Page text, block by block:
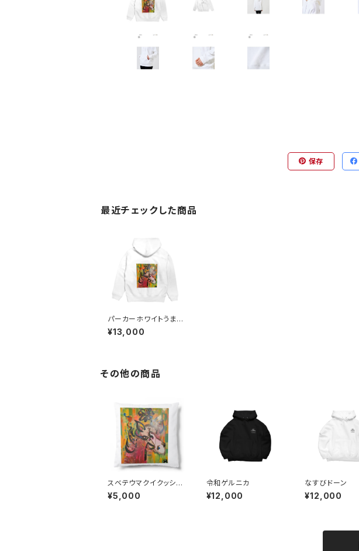
保存
最近チェックした商品
パーカーホワイトうまく
いく
¥13,000
その他の商品
スベテウマクイクッショ
ン
¥5,000
令和ゲルニカ
¥12,000
なすびドーン
¥12,000